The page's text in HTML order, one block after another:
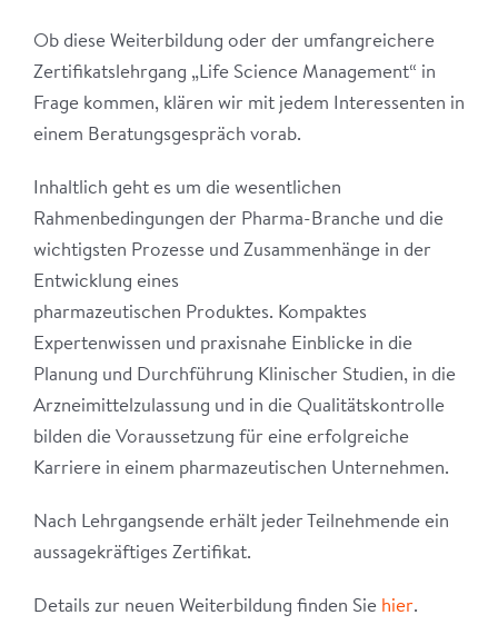
Ob diese Weiterbildung oder der umfangreichere
Zertifikatslehrgang „Life Science Management“ in
Frage kommen, klären wir mit jedem Interessenten in
einem Beratungsgespräch vorab.
Inhaltlich geht es um die wesentlichen
Rahmenbedingungen der Pharma-Branche und die
wichtigsten Prozesse und Zusammenhänge in der
Entwicklung eines
pharmazeutischen Produktes. Kompaktes
Expertenwissen und praxisnahe Einblicke in die
Planung und Durchführung Klinischer Studien, in die
Arzneimittelzulassung und in die Qualitätskontrolle
bilden die Voraussetzung für eine erfolgreiche
Karriere in einem pharmazeutischen Unternehmen.
Nach Lehrgangsende erhält jeder Teilnehmende ein
aussagekräftiges Zertifikat.
Details zur neuen Weiterbildung finden Sie hier.